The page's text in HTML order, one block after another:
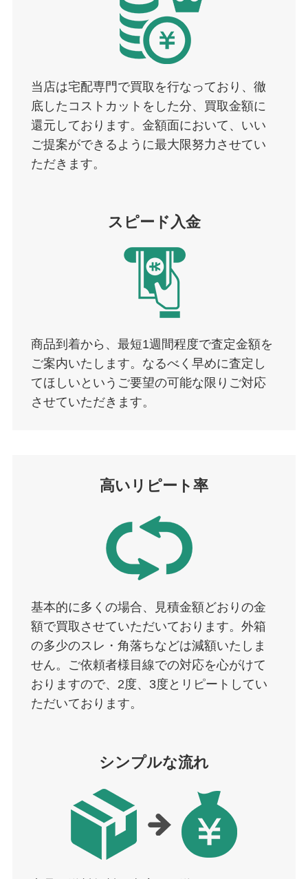
当店は宅配専門で買取を行なっており、徹
底したコストカットをした分、買取金額に
還元しております。金額面において、いい
ご提案ができるように最大限努力させてい
ただきます。
スピード入金
商品到着から、最短1週間程度で査定金額を
ご案内いたします。なるべく早めに査定し
てほしいというご要望の可能な限りご対応
させていただきます。
高いリピート率
基本的に多くの場合、見積金額どおりの金
額で買取させていただいております。外箱
の多少のスレ・角落ちなどは減額いたしま
せん。ご依頼者様目線での対応を心がけて
おりますので、2度、3度とリピートしてい
ただいております。
シンプルな流れ